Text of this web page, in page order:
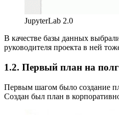
JupyterLab 2.0
В качестве базы данных
руководителя проекта в ней
1.2. Первый план на
Первым шагом было создание
Создан был план в